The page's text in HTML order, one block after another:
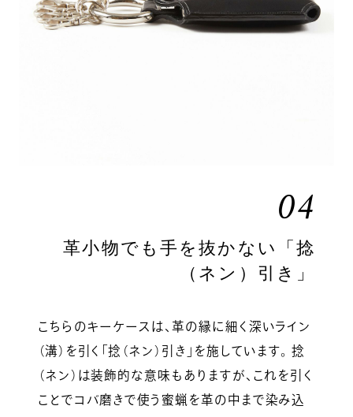
04
革小物でも手を抜かない「捻
（ネン）引き」
こちらのキーケースは、革の縁に細く深いライン
（溝）を引く「捻（ネン）引き」を施しています。 捻
（ネン）は装飾的な意味もありますが、これを引く
ことでコバ磨きで使う蜜蝋を革の中まで染み込